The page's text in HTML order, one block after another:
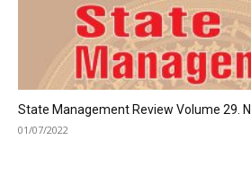
State Management Review Volume 29.
01/07/2022